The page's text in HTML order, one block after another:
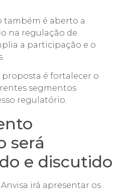
também é aberto a
na regulação de
a participação e o
proposta é fortalecer o
segmentos
regulatório.
será
e discutido
irá apresentar os